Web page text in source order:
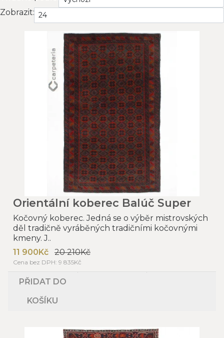
Zobrazit:
Orientální koberec Balúč Super
Kočovný koberec. Jedná se o výběr mistrovských
děl tradičně vyráběných tradičními kočovnými
kmeny. J..
11 900Kč
20 210Kč
Cena bez DPH: 9 835Kč
PŘIDAT DO
KOŠÍKU